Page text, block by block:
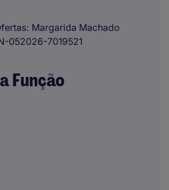
Margarida Machado
052026-7019521
Função